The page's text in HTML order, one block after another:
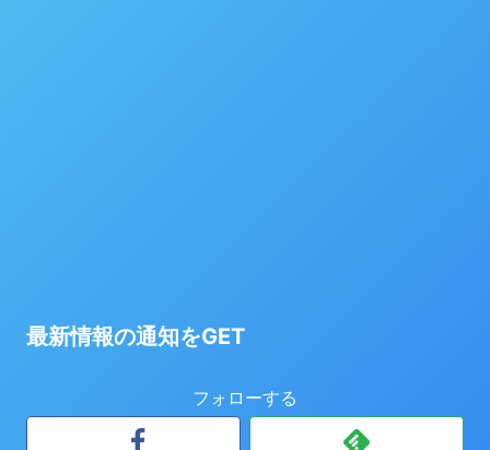
最新情報の通知をGET
フォローする